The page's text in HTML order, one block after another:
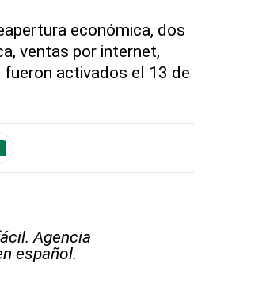
económica, dos
ventas por internet,
activados el 13 de
Agencia
español.